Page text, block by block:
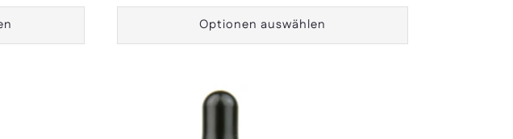
Optionen auswählen